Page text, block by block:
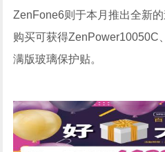
ZenFone6则于本月推出全新
购买可获得ZenPower10050C
满版玻璃保护贴。